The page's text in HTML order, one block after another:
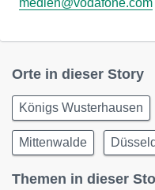
medien@vodafone.com
Orte in dieser Story
Königs Wusterhausen
Mittenwalde
Themen in dieser